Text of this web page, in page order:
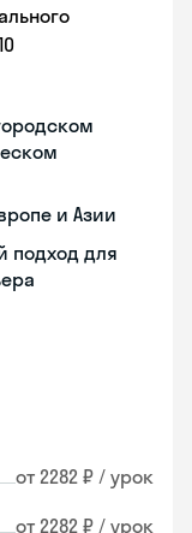
и Азии
подход для
от 2282 ₽ / урок
от 2282 ₽ / урок